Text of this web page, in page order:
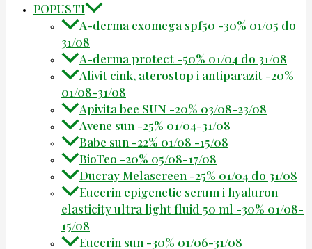
POPUSTI
A-derma exomega spf50 -30% 01/05 do
31/08
A-derma protect -50% 01/04 do 31/08
Alivit cink, aterostop i antiparazit -20%
01/08-31/08
Apivita bee SUN -20% 03/08-23/08
Avene sun -25% 01/04-31/08
Babe sun -22% 01/08 -15/08
BioTeo -20% 05/08-17/08
Ducray Melascreen -25% 01/04 do 31/08
Eucerin epigenetic serum i hyaluron
elasticity ultra light fluid 50 ml -30% 01/08-
15/08
Eucerin sun -30% 01/06-31/08